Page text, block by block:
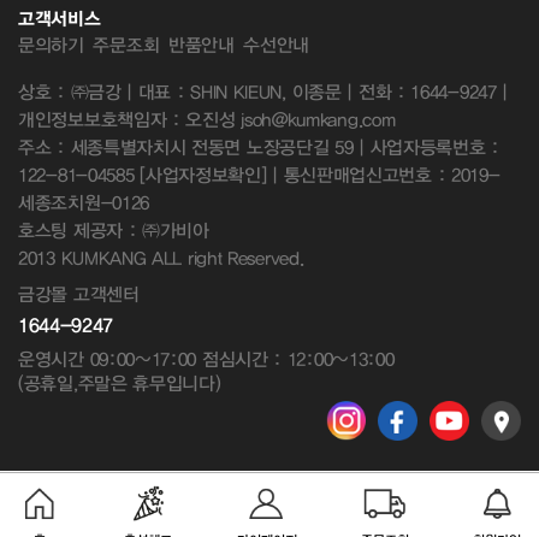
고객서비스
문의하기 주문조회 반품안내 수선안내
상호 : ㈜금강 | 대표 : SHIN KIEUN, 이종문 | 전화 : 1644-9247 |
개인정보보호책임자 : 오진성 jsoh@kumkang.com
주소 : 세종특별자치시 전동면 노장공단길 59 | 사업자등록번호 :
122-81-04585 [사업자정보확인] | 통신판매업신고번호 : 2019-
세종조치원-0126
호스팅 제공자 : ㈜가비아
2013 KUMKANG ALL right Reserved.
금강몰 고객센터
1644-9247
운영시간 09:00~17:00 점심시간 : 12:00~13:00
(공휴일,주말은 휴무입니다)